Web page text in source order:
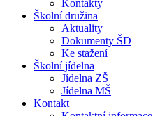
Kontakty
Školní družina
Aktuality
Dokumenty ŠD
Ke stažení
Školní jídelna
Jídelna ZŠ
Jídelna MŠ
Kontakt